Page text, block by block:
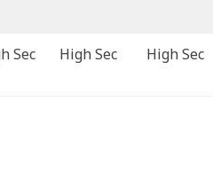
Sec High Sec High Sec